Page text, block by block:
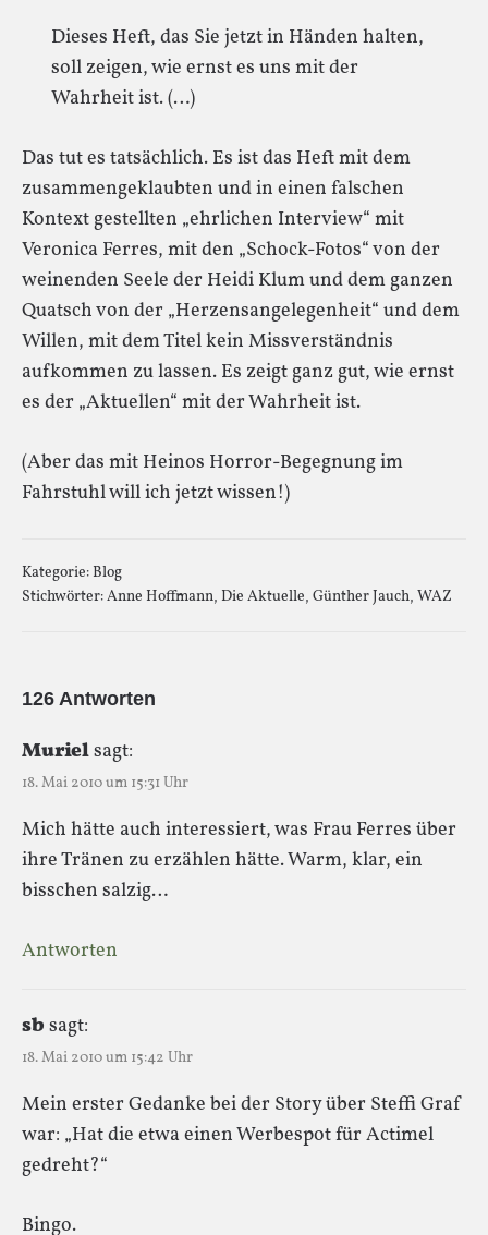
Dieses Heft, das Sie jetzt in Händen halten,
soll zeigen, wie ernst es uns mit der
Wahrheit ist. (…)
Das tut es tatsächlich. Es ist das Heft mit dem
zusammengeklaubten und in einen falschen
Kontext gestellten „ehrlichen Interview“ mit
Veronica Ferres, mit den „Schock-Fotos“ von der
weinenden Seele der Heidi Klum und dem ganzen
Quatsch von der „Herzensangelegenheit“ und dem
Willen, mit dem Titel kein Missverständnis
aufkommen zu lassen. Es zeigt ganz gut, wie ernst
es der „Aktuellen“ mit der Wahrheit ist.
(Aber das mit Heinos Horror-Begegnung im
Fahrstuhl will ich jetzt wissen!)
Kategorie:Blog
Stichwörter:Anne Hoffmann, Die Aktuelle, Günther Jauch, WAZ
126 Antworten
Murielsagt:
18. Mai 2010 um 15:31 Uhr
Mich hätte auch interessiert, was Frau Ferres über
ihre Tränen zu erzählen hätte. Warm, klar, ein
bisschen salzig…
Antworten
sb sagt:
18. Mai 2010 um 15:42 Uhr
Mein erster Gedanke bei der Story über Steffi Graf
war: „Hat die etwa einen Werbespot für Actimel
gedreht?“
Bingo.